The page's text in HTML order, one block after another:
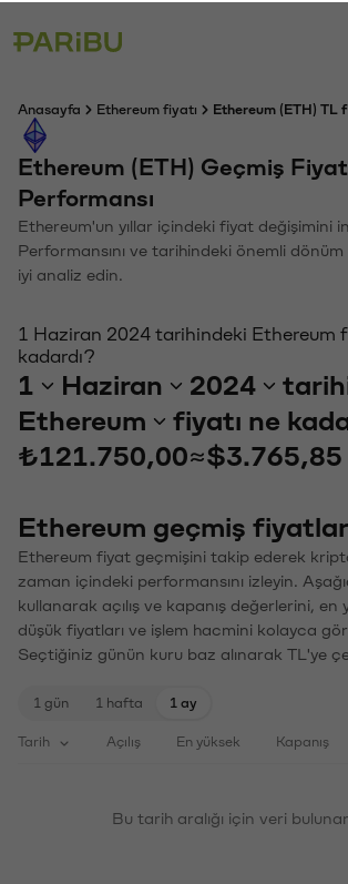
Anasayfa Ethereum fiyatı Ethereum (ETH) TL
Ethereum (ETH) Geçmiş Fiyat
Performansı
Ethereum'un yıllar içindeki fiyat değişimini
Performansını ve tarihindeki önemli dönüm
iyi analiz edin.
1 Haziran 2024 tarihindeki Ethereum
kadardı?
1 Haziran 2024
Ethereum
fiyatı ne
₺121.750,00≈$3.765,85
Ethereum geçmiş
Ethereum fiyat geçmişini takip ederek
zaman içindeki performansını izleyin.
kullanarak açılış ve kapanış değerlerini, en
düşük fiyatları ve işlem hacmini kolayca
Seçtiğiniz günün kuru baz alınarak TL'ye
1 gün 1 hafta 1 ay
Tarih Açılış En yüksek Kapanış
Bu tarih aralığı için veri